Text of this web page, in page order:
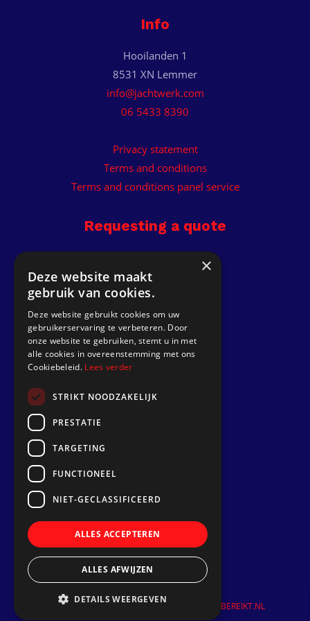
Info
Hooilanden 1
8531 XN Lemmer
info@jachtwerk.com
06 5433 8390
Privacy statement
Terms and conditions
Terms and conditions panel service
Requesting a quote
Get a quote
Go to
Dek Designer
Projects
Follow us
2026 | Website ontwikkeling door WEBSITEBEREIKT.NL
×
Deze website maakt
gebruik van cookies.
Deze website gebruikt cookies om uw
gebruikerservaring te verbeteren. Door
onze website te gebruiken, stemt u in met
alle cookies in overeenstemming met ons
Cookiebeleid. Lees verder
STRIKT NOODZAKELIJK
PRESTATIE
TARGETING
FUNCTIONEEL
NIET-GECLASSIFICEERD
ALLES ACCEPTEREN
ALLES AFWIJZEN
DETAILS WEERGEVEN